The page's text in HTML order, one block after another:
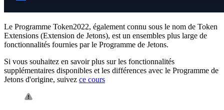
Le Programme Token2022, également connu sous le nom de Token
Extensions (Extension de Jetons), est un ensembles plus large de
fonctionnalités fournies par le Programme de Jetons.
Si vous souhaitez en savoir plus sur les fonctionnalités
supplémentaires disponibles et les différences avec le Programme de
Jetons d'origine, suivez ce cours